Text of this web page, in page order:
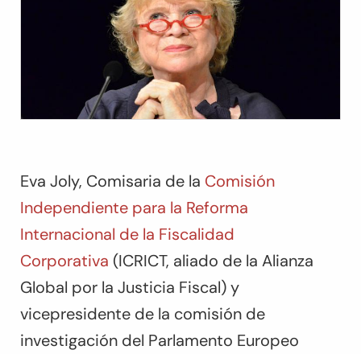
Eva Joly, Comisaria de la Comisión
Independiente para la Reforma
Internacional de la Fiscalidad
Corporativa (ICRICT, aliado de la Alianza
Global por la Justicia Fiscal) y
vicepresidente de la comisión de
investigación del Parlamento Europeo